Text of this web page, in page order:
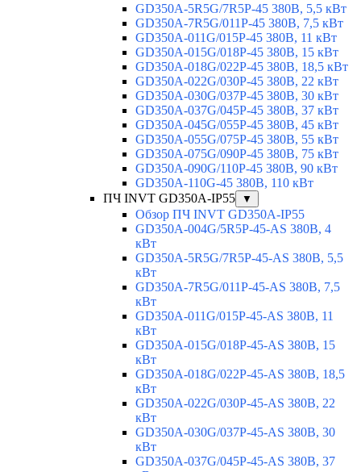
GD350A-5R5G/7R5P-45 380В, 5,5 кВт
GD350A-7R5G/011P-45 380В, 7,5 кВт
GD350A-011G/015P-45 380В, 11 кВт
GD350A-015G/018P-45 380В, 15 кВт
GD350A-018G/022P-45 380В, 18,5 кВт
GD350A-022G/030P-45 380В, 22 кВт
GD350A-030G/037P-45 380В, 30 кВт
GD350A-037G/045P-45 380В, 37 кВт
GD350A-045G/055P-45 380В, 45 кВт
GD350A-055G/075P-45 380В, 55 кВт
GD350A-075G/090P-45 380В, 75 кВт
GD350A-090G/110P-45 380В, 90 кВт
GD350A-110G-45 380В, 110 кВт
ПЧ INVT GD350A-IP55
▼
Обзор ПЧ INVT GD350A-IP55
GD350A-004G/5R5P-45-AS 380В, 4
кВт
GD350A-5R5G/7R5P-45-AS 380В, 5,5
кВт
GD350A-7R5G/011P-45-AS 380В, 7,5
кВт
GD350A-011G/015P-45-AS 380В, 11
кВт
GD350A-015G/018P-45-AS 380В, 15
кВт
GD350A-018G/022P-45-AS 380В, 18,5
кВт
GD350A-022G/030P-45-AS 380В, 22
кВт
GD350A-030G/037P-45-AS 380В, 30
кВт
GD350A-037G/045P-45-AS 380В, 37